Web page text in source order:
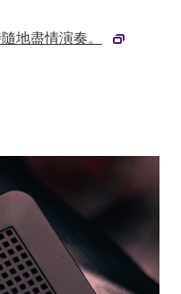
地盡情演奏。